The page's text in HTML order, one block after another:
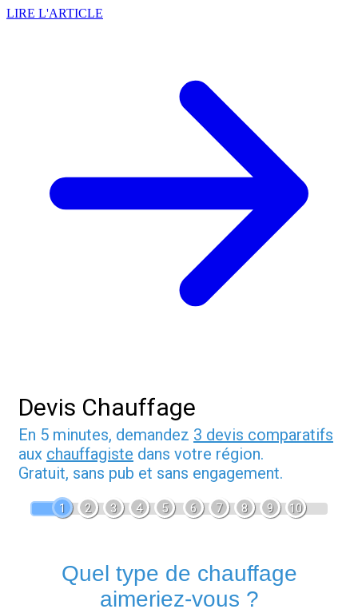
LIRE L'ARTICLE
Devis Chauffage
En 5 minutes, demandez 3 devis comparatifs
aux chauffagiste dans votre région.
Gratuit, sans pub et sans engagement.
1 2 3 4 5 6 7 8 9 10
Quel type de chauffage
aimeriez-vous ?